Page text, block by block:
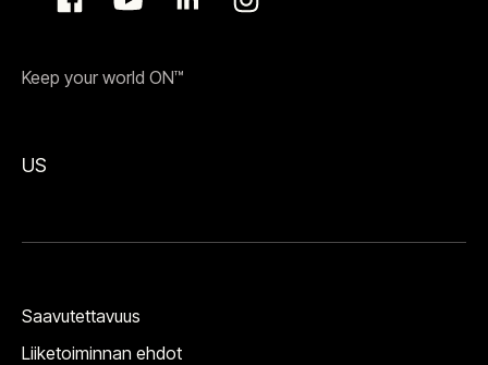
Keep your world ON™
US
Saavutettavuus
Liiketoiminnan ehdot